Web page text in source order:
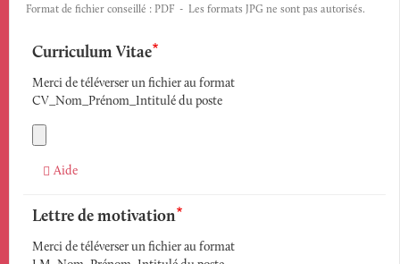
Format de fichier conseillé : PDF - Les formats JPG ne sont pas autorisés.
Curriculum Vitae
Merci de téléverser un fichier au format
CV_Nom_Prénom_Intitulé du poste
Aide
Lettre de motivation
Merci de téléverser un fichier au format